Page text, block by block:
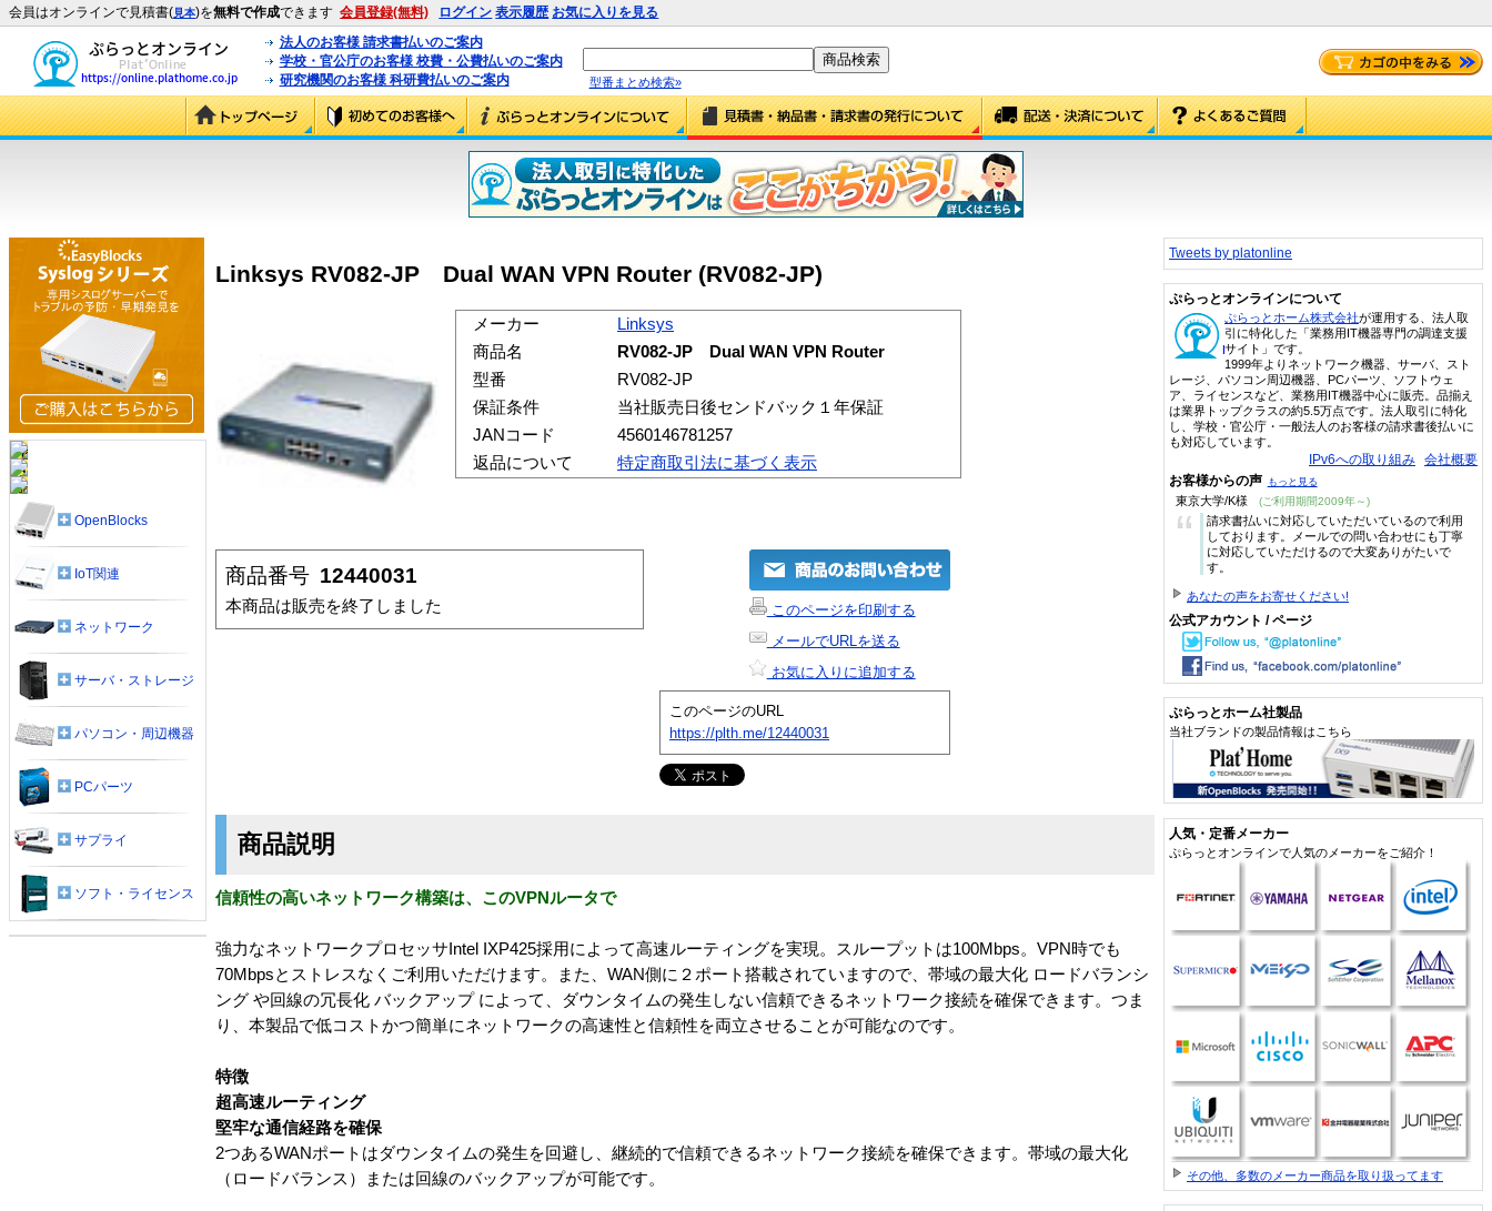
会員はオンラインで見積書(見本)を無料で作成できます 会員登録(無料) ログイン 表示履歴 お気に入りを見る
法人のお客様 請求書払いのご案内
学校・官公庁のお客様 校費・公費払いのご案内
研究機関のお客様 科研費払いのご案内
型番まとめ検索»
Linksys RV082-JP Dual WAN VPN Router (RV082-JP)
メーカー
Linksys
商品名
RV082-JP Dual WAN VPN Router
型番
RV082-JP
保証条件
当社販売日後センドバック１年保証
JANコード
4560146781257
返品について
特定商取引法に基づく表示
商品番号 12440031
本商品は販売を終了しました
このページを印刷する
メールでURLを送る
お気に入りに追加する
このページのURL
https://plth.me/12440031
商品説明
信頼性の高いネットワーク構築は、このVPNルータで
強力なネットワークプロセッサIntel IXP425採用によって高速ルーティングを実現。スループットは100Mbps。VPN時でも
70Mbpsとストレスなくご利用いただけます。また、WAN側に２ポート搭載されていますので、帯域の最大化 ロードバランシ
ング や回線の冗長化 バックアップ によって、ダウンタイムの発生しない信頼できるネットワーク接続を確保できます。つま
り、本製品で低コストかつ簡単にネットワークの高速性と信頼性を両立させることが可能なのです。
特徴
超高速ルーティング
堅牢な通信経路を確保
2つあるWANポートはダウンタイムの発生を回避し、継続的で信頼できるネットワーク接続を確保できます。帯域の最大化
（ロードバランス）または回線のバックアップが可能です。
OpenBlocks
IoT関連
ネットワーク
サーバ・ストレージ
パソコン・周辺機器
PCパーツ
サプライ
ソフト・ライセンス
Tweets by platonline
ぷらっとオンラインについて
ぷらっとホーム株式会社が運用する、法人取
引に特化した「業務用IT機器専門の調達支援
サイト」です。
1999年よりネットワーク機器、サーバ、スト
レージ、パソコン周辺機器、PCパーツ、ソフトウェ
ア、ライセンスなど、業務用IT機器中心に販売。品揃え
は業界トップクラスの約5.5万点です。法人取引に特化
し、学校・官公庁・一般法人のお客様の請求書後払いに
も対応しています。
IPv6への取り組み 会社概要
お客様からの声 もっと見る
東京大学/K様 (ご利用期間2009年～)
“
請求書払いに対応していただいているので利用
しております。メールでの問い合わせにも丁寧
に対応していただけるので大変ありがたいで
す。
あなたの声をお寄せください!
公式アカウント / ページ
ぷらっとホーム社製品
当社ブランドの製品情報はこちら
人気・定番メーカー
ぷらっとオンラインで人気のメーカーをご紹介！
その他、多数のメーカー商品を取り扱ってます